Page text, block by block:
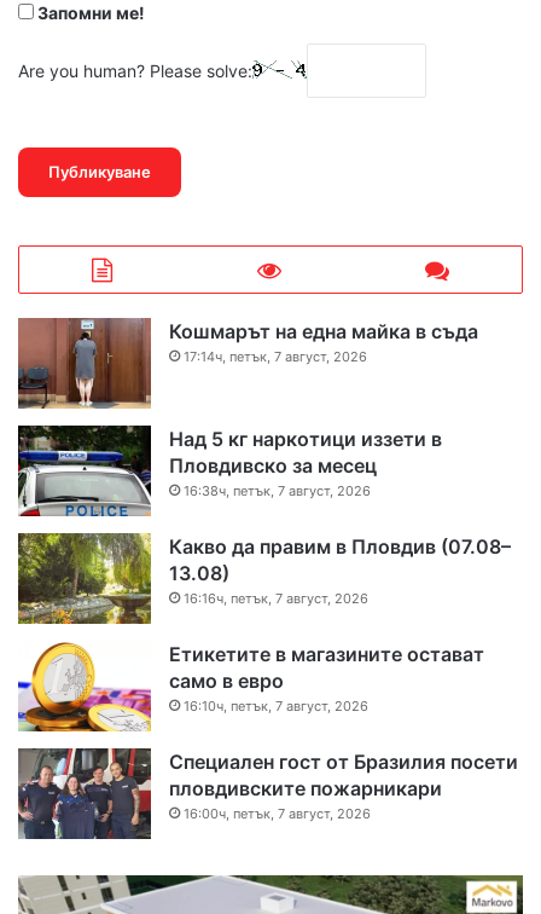
Запомни ме!
Are you human? Please solve:
Кошмарът на една майка в съда
17:14ч, петък, 7 август, 2026
Над 5 кг наркотици иззети в
Пловдивско за месец
16:38ч, петък, 7 август, 2026
Какво да правим в Пловдив (07.08–
13.08)
16:16ч, петък, 7 август, 2026
Етикетите в магазините остават
само в евро
16:10ч, петък, 7 август, 2026
Специален гост от Бразилия посети
пловдивските пожарникари
16:00ч, петък, 7 август, 2026